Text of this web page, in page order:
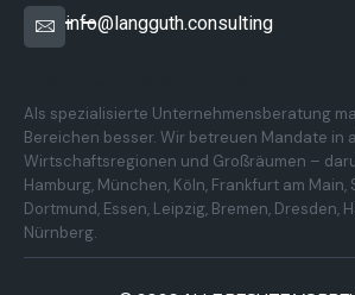
info@langguth.consulting
Als spezialisierte Unternehmensberatung
Bereichen besser. Wir betreuen Mandate in
Wirtschaftsregionen und Großräumen –
Hamburg, München, Köln, Frankfurt am
Dortmund, Essen, Leipzig, Bremen, Dresden,
Nürnberg.